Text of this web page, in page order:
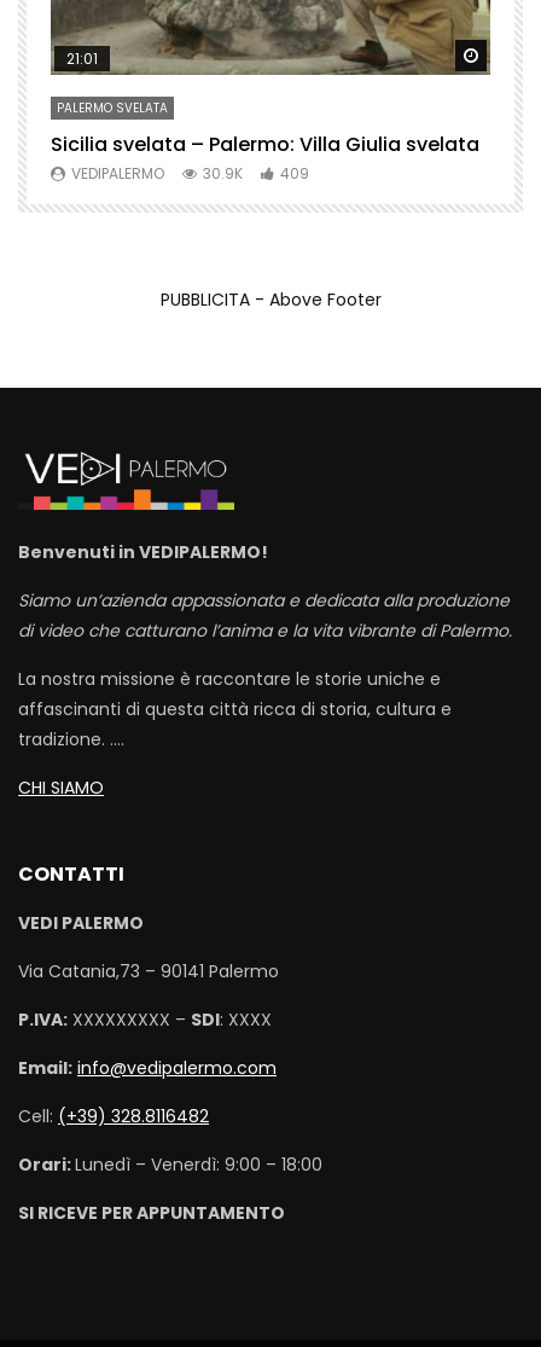
Watch Later Watch
21:01
PALERMO SVELATA
Sicilia svelata – Palermo: Villa Giulia svelata
VEDIPALERMO 30.9K 409
PUBBLICITA - Above Footer
Benvenuti in VEDIPALERMO!
Siamo un’azienda appassionata e dedicata alla produzione
di video che catturano l’anima e la vita vibrante di Palermo.
La nostra missione è raccontare le storie uniche e
affascinanti di questa città ricca di storia, cultura e
tradizione. ….
CHI SIAMO
CONTATTI
VEDI PALERMO
Via Catania,73 – 90141 Palermo
P.IVA: XXXXXXXXX – SDI: XXXX
Email: info@vedipalermo.com
Cell: (+39) 328.8116482
Orari:Lunedì – Venerdì: 9:00 – 18:00
SI RICEVE PER APPUNTAMENTO